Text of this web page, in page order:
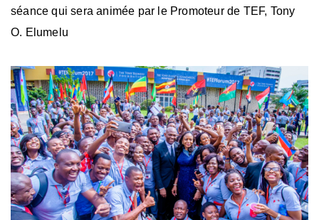
séance qui sera animée par le Promoteur de TEF, Tony
O. Elumelu